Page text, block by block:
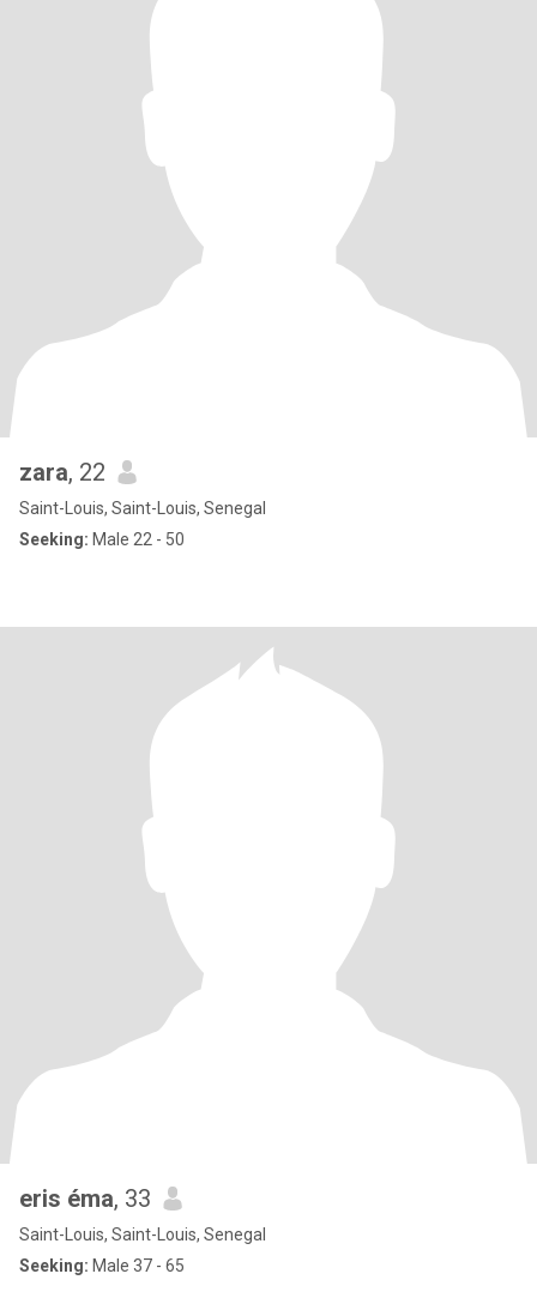
zara, 22
Saint-Louis, Saint-Louis, Senegal
Seeking: Male 22 - 50
eris éma, 33
Saint-Louis, Saint-Louis, Senegal
Seeking: Male 37 - 65